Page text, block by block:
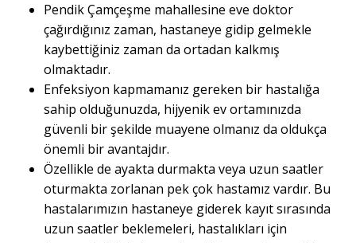
Pendik Çamçeşme mahallesine eve doktor
çağırdığınız zaman, hastaneye gidip gelmekle
kaybettiğiniz zaman da ortadan kalkmış
olmaktadır.
Enfeksiyon kapmamanız gereken bir hastalığa
sahip olduğunuzda, hijyenik ev ortamınızda
güvenli bir şekilde muayene olmanız da oldukça
önemli bir avantajdır.
Özellikle de ayakta durmakta veya uzun saatler
oturmakta zorlanan pek çok hastamız vardır. Bu
hastalarımızın hastaneye giderek kayıt sırasında
uzun saatler beklemeleri, hastalıkları için